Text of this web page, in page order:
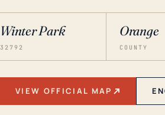
Winter Park
32792
Orange
COUNTY
VIEW OFFICIAL MAP